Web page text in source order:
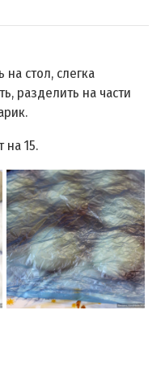
на стол, слегка
разделить на части
на 15.